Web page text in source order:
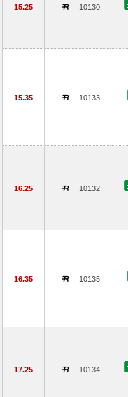
15.25 10130
15.35 10133
16.25 10132
16.35 10135
17.25 10134